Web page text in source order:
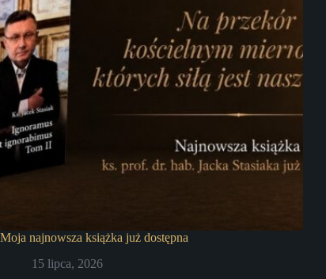
Moja najnowsza książka już dostępna
15 lipca, 2026